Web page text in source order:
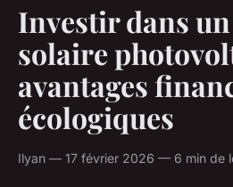
Investir dans
solaire
avantages
écologiques
Ilyan — 17 février 2026 — 6 min de